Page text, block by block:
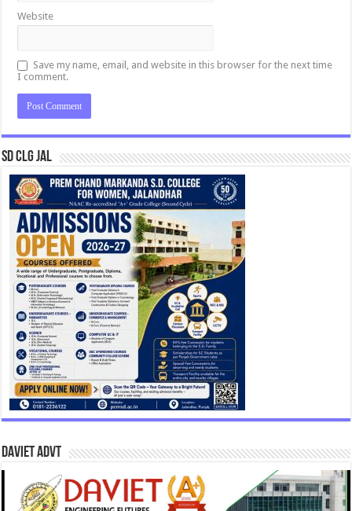
Website
Save my name, email, and website in this browser for the next time
I comment.
SD CLG JAL
DAVIET Advt